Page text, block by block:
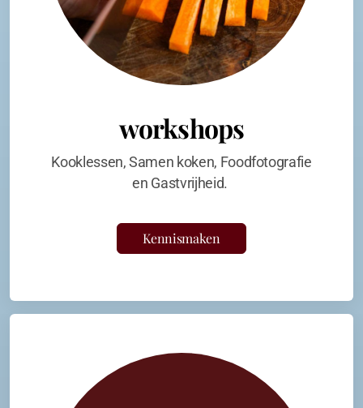
workshops
Kooklessen, Samen koken, Foodfotografie
en Gastvrijheid.
Kennismaken